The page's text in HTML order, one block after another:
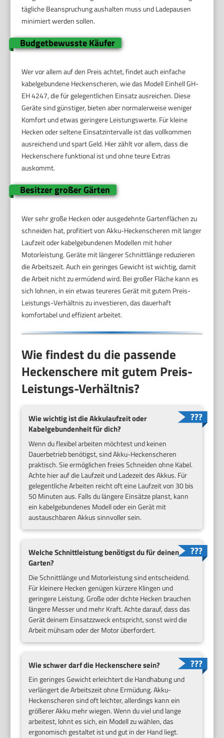
tägliche Beanspruchung aushalten muss und Ladepausen
minimiert werden sollen.
Budgetbewusste Käufer
Wer vor allem auf den Preis achtet, findet auch einfache
kabelgebundene Heckenscheren, wie das Modell Einhell GH-
EH 4247, die für gelegentlichen Einsatz ausreichen. Diese
Geräte sind günstiger, bieten aber normalerweise weniger
Komfort und etwas geringere Leistungswerte. Für kleine
Hecken oder seltene Einsatzintervalle ist das vollkommen
ausreichend und spart Geld. Hier zählt vor allem, dass die
Heckenschere funktional ist und ohne teure Extras
auskommt.
Besitzer großer Gärten
Wer sehr große Hecken oder ausgedehnte Gartenflächen zu
schneiden hat, profitiert von Akku-Heckenscheren mit langer
Laufzeit oder kabelgebundenen Modellen mit hoher
Motorleistung. Geräte mit längerer Schnittlänge reduzieren
die Arbeitszeit. Auch ein geringes Gewicht ist wichtig, damit
die Arbeit nicht zu ermüdend wird. Bei großer Fläche kann es
sich lohnen, in ein etwas teureres Gerät mit gutem Preis-
Leistungs-Verhältnis zu investieren, das dauerhaft
komfortabel und effizient arbeitet.
Wie findest du die passende
Heckenschere mit gutem Preis-
Leistungs-Verhältnis?
Wie wichtig ist die Akkulaufzeit oder
Kabelgebundenheit für dich?
Wenn du flexibel arbeiten möchtest und keinen
Dauerbetrieb benötigst, sind Akku-Heckenscheren
praktisch. Sie ermöglichen freies Schneiden ohne Kabel.
Achte hier auf die Laufzeit und Ladezeit des Akkus. Für
gelegentliche Arbeiten reicht oft eine Laufzeit von 30 bis
50 Minuten aus. Falls du längere Einsätze planst, kann
ein kabelgebundenes Modell oder ein Gerät mit
austauschbaren Akkus sinnvoller sein.
Welche Schnittleistung benötigst du für deinen
Garten?
Die Schnittlänge und Motorleistung sind entscheidend.
Für kleinere Hecken genügen kürzere Klingen und
geringere Leistung. Große oder dichte Hecken brauchen
längere Messer und mehr Kraft. Achte darauf, dass das
Gerät deinem Einsatzzweck entspricht, sonst wird die
Arbeit mühsam oder der Motor überfordert.
Wie schwer darf die Heckenschere sein?
Ein geringes Gewicht erleichtert die Handhabung und
verlängert die Arbeitszeit ohne Ermüdung. Akku-
Heckenscheren sind oft leichter, allerdings kann ein
größerer Akku mehr wiegen. Wenn du viel und lange
arbeitest, lohnt es sich, ein Modell zu wählen, das
ergonomisch gestaltet ist und gut in der Hand liegt.